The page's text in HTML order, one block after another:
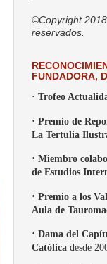
©Copyright
reservados.
FUNDADORA,
· Trofeo
· Premio de
La Tertulia
· Miembro
de Estudios
· Premio a los
Aula de
· Dama del
Católica desde